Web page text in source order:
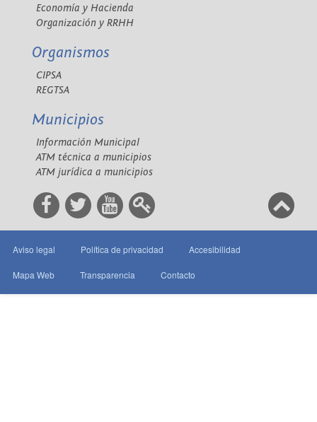
Economía y Hacienda
Organización y RRHH
Organismos
CIPSA
REGTSA
Municipios
Información Municipal
ATM técnica a municipios
ATM jurídica a municipios
Aviso legal Política de privacidad Accesibilidad
Mapa Web Transparencia Contacto